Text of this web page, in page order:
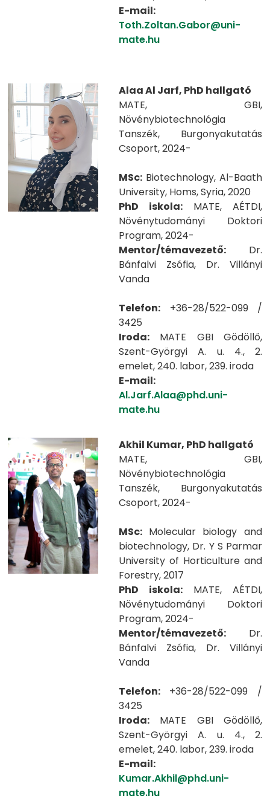
E-mail:
Toth.Zoltan.Gabor@uni-
mate.hu
Alaa Al Jarf, PhD hallgató
MATE, GBI,
Növénybiotechnológia
Tanszék, Burgonyakutatás
Csoport, 2024-
MSc: Biotechnology, Al-Baath
University, Homs, Syria, 2020
PhD iskola: MATE, AÉTDI,
Növénytudományi Doktori
Program, 2024-
Mentor/témavezető: Dr.
Bánfalvi Zsófia, Dr. Villányi
Vanda
Telefon: +36-28/522-099 /
3425
Iroda: MATE GBI Gödöllő,
Szent-Györgyi A. u. 4., 2.
emelet, 240. labor, 239. iroda
E-mail:
Al.Jarf.Alaa@phd.uni-
mate.hu
Akhil Kumar, PhD hallgató
MATE, GBI,
Növénybiotechnológia
Tanszék, Burgonyakutatás
Csoport, 2024-
MSc: Molecular biology and
biotechnology, Dr. Y S Parmar
University of Horticulture and
Forestry, 2017
PhD iskola: MATE, AÉTDI,
Növénytudományi Doktori
Program, 2024-
Mentor/témavezető: Dr.
Bánfalvi Zsófia, Dr. Villányi
Vanda
Telefon: +36-28/522-099 /
3425
Iroda: MATE GBI Gödöllő,
Szent-Györgyi A. u. 4., 2.
emelet, 240. labor, 239. iroda
E-mail:
Kumar.Akhil@phd.uni-
mate.hu